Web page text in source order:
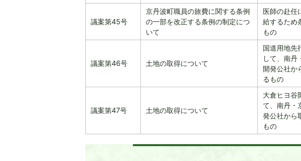
議案第45号
京丹波町職員の旅費に関する条例
の一部を改正する条例の制定につ
いて
医師の赴任
給するため
もの
議案第46号 土地の取得について
国道用地先
して、南丹
開発公社か
るもの
議案第47号 土地の取得について
大倉ヒヨ谷
て、南丹・
発公社から
もの